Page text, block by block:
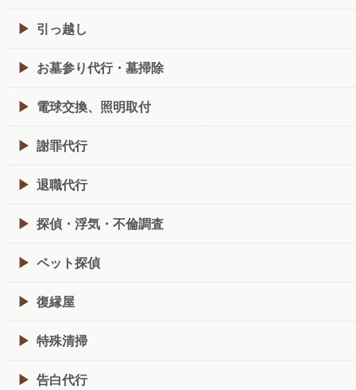
引っ越し
お墓参り代行・墓掃除
電球交換、照明取付
謝罪代行
退職代行
探偵・浮気・不倫調査
ペット探偵
復縁屋
特殊清掃
告白代行